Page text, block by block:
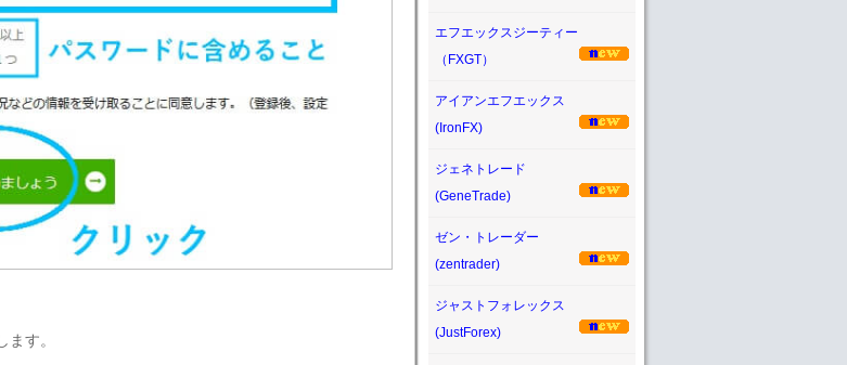
ます。
エフエックスジーティー
（FXGT）
アイアンエフエックス
(IronFX)
ジェネトレード
(GeneTrade)
ゼン・トレーダー
(zentrader)
ジャストフォレックス
(JustForex)